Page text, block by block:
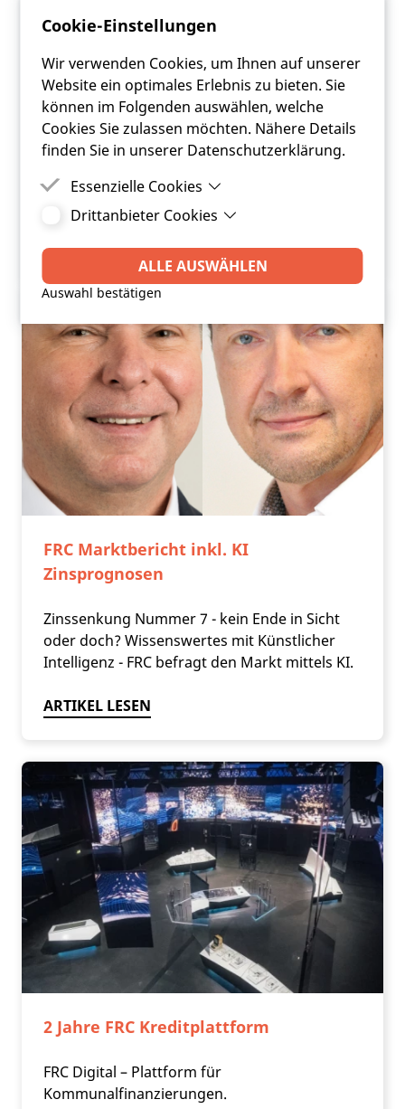
Cookie-Einstellungen
Wir verwenden Cookies, um Ihnen auf unserer
Website ein optimales Erlebnis zu bieten. Sie
können im Folgenden auswählen, welche
Cookies Sie zulassen möchten. Nähere Details
finden Sie in unserer Datenschutzerklärung.
Essenzielle Cookies
Essenzielle Cookies sind Cookies, welche für die
benötigt werden.
Drittanbieter Cookies
Drittanbieter Cookies sind Cookies, die
Drittanbieter-Software setzt, um Funktionen wie
Google Maps zu ermöglichen.
ALLE AUSWÄHLEN
Auswahl bestätigen
ANFRAGE
FRC | KOMMUNAL |
DIGITAL
FRC Marktbericht inkl. KI
Zinsprognosen
Zinssenkung Nummer 7 - kein Ende in Sicht
oder doch? Wissenswertes mit Künstlicher
Intelligenz - FRC befragt den Markt mittels KI.
ARTIKEL LESEN
2 Jahre FRC Kreditplattform
FRC Digital – Plattform für
Kommunalfinanzierungen.